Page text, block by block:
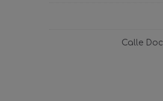
Calle